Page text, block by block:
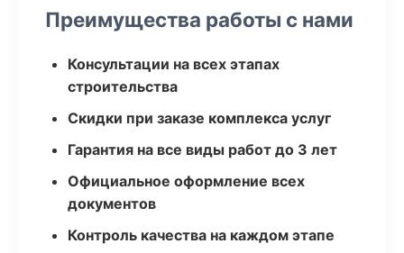
Преимущества работы с нами
Консультации на всех этапах
строительства
Скидки при заказе комплекса услуг
Гарантия на все виды работ до 3 лет
Официальное оформление всех
документов
Контроль качества на каждом этапе